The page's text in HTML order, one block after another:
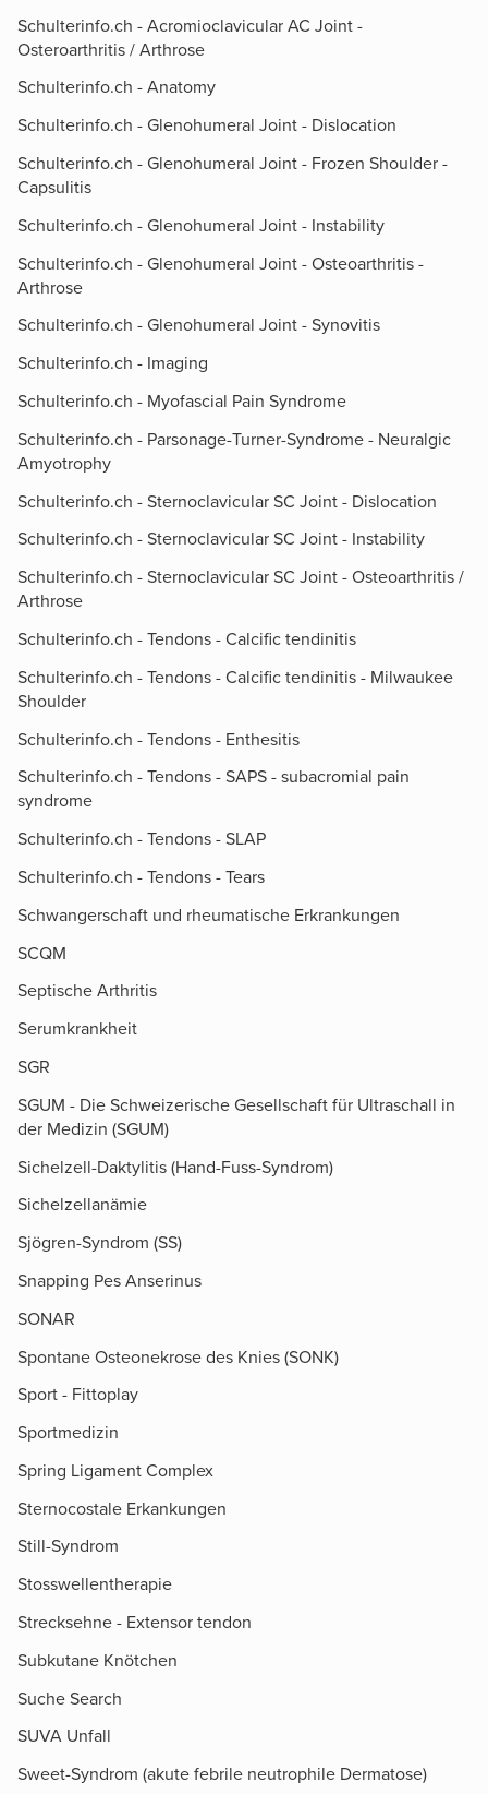
Schulterinfo.ch - Acromioclavicular AC Joint -
Osteroarthritis / Arthrose
Schulterinfo.ch - Anatomy
Schulterinfo.ch - Glenohumeral Joint - Dislocation
Schulterinfo.ch - Glenohumeral Joint - Frozen Shoulder -
Capsulitis
Schulterinfo.ch - Glenohumeral Joint - Instability
Schulterinfo.ch - Glenohumeral Joint - Osteoarthritis -
Arthrose
Schulterinfo.ch - Glenohumeral Joint - Synovitis
Schulterinfo.ch - Imaging
Schulterinfo.ch - Myofascial Pain Syndrome
Schulterinfo.ch - Parsonage-Turner-Syndrome - Neuralgic
Amyotrophy
Schulterinfo.ch - Sternoclavicular SC Joint - Dislocation
Schulterinfo.ch - Sternoclavicular SC Joint - Instability
Schulterinfo.ch - Sternoclavicular SC Joint - Osteoarthritis /
Arthrose
Schulterinfo.ch - Tendons - Calcific tendinitis
Schulterinfo.ch - Tendons - Calcific tendinitis - Milwaukee
Shoulder
Schulterinfo.ch - Tendons - Enthesitis
Schulterinfo.ch - Tendons - SAPS - subacromial pain
syndrome
Schulterinfo.ch - Tendons - SLAP
Schulterinfo.ch - Tendons - Tears
Schwangerschaft und rheumatische Erkrankungen
SCQM
Septische Arthritis
Serumkrankheit
SGR
SGUM - Die Schweizerische Gesellschaft für Ultraschall in
der Medizin (SGUM)
Sichelzell-Daktylitis (Hand-Fuss-Syndrom)
Sichelzellanämie
Sjögren-Syndrom (SS)
Snapping Pes Anserinus
SONAR
Spontane Osteonekrose des Knies (SONK)
Sport - Fittoplay
Sportmedizin
Spring Ligament Complex
Sternocostale Erkankungen
Still-Syndrom
Stosswellentherapie
Strecksehne - Extensor tendon
Subkutane Knötchen
Suche Search
SUVA Unfall
Sweet-Syndrom (akute febrile neutrophile Dermatose)